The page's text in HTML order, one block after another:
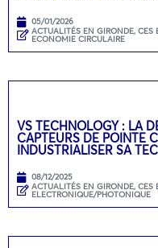
05/01/2026
ACTUALITÉS EN GIRONDE, CES
ECONOMIE CIRCULAIRE
VS TECHNOLOGY : LA
CAPTEURS DE POINTE
INDUSTRIALISER SA
08/12/2025
ACTUALITÉS EN GIRONDE, CES
ELECTRONIQUE/PHOTONIQUE